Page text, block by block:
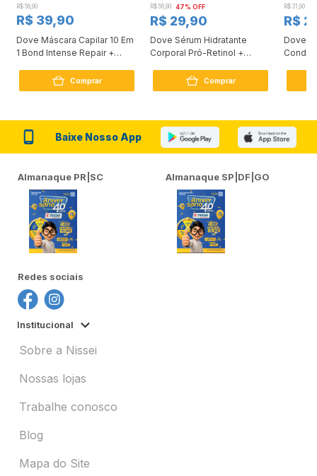
R$ 56,90
R$ 39,90
Dove Máscara Capilar 10 Em
1 Bond Intense Repair +
Comprar
R$ 56,90 47% OFF
R$ 29,90
Dove Sérum Hidratante
Corporal Pró-Retinol +
Comprar
R$ 31,90
R$
Dove
Baixe Nosso App
Almanaque PR|SC Almanaque SP|DF|GO
Redes sociais
Institucional
Sobre a Nissei
Nossas lojas
Trabalhe conosco
Blog
Mapa do Site